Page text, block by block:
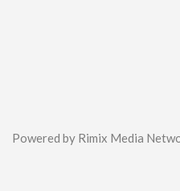
Powered by Rimix Media